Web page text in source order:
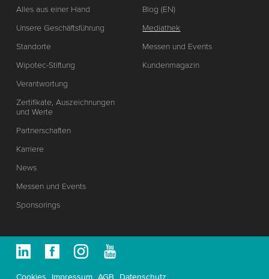
Alles aus einer Hand
Unsere Geschäftsführung
Standorte
Wipotec-Stiftung
Verantwortung
Zertifikate, Auszeichnungen
und Werte
Partnerschaften
Karriere
News
Messen und Events
Sponsorings
Blog (EN)
Mediathek
Messen und Events
Kundenmagazin